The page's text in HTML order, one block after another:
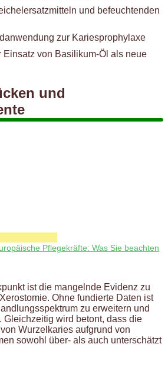
und befeuchtenden
zur Kariesprophylaxe
Einsatz von Basilikum-Öl als neue
und
Pflegekräfte: Was Sie beachten
ist die mangelnde Evidenz zu
Ohne fundierte Daten ist
zu erweitern und
Gleichzeitig wird betont, dass die
Wurzelkaries aufgrund von
sowohl über- als auch unterschätzt